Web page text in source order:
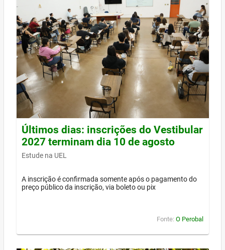
Últimos dias: inscrições do Vestibular
2027 terminam dia 10 de agosto
Estude na UEL
A inscrição é confirmada somente após o pagamento do
preço público da inscrição, via boleto ou pix
Fonte: O Perobal